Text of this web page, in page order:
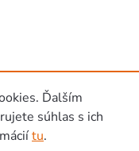
Ďalším
súhlas s ich
tu.